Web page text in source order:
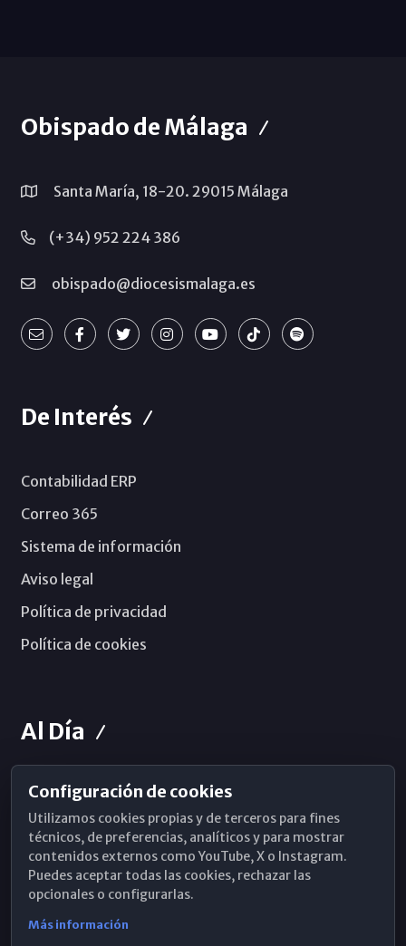
Obispado de Málaga
Santa María, 18-20. 29015 Málaga
(+34) 952 224 386
obispado@diocesismalaga.es
De Interés
Contabilidad ERP
Correo 365
Sistema de información
Aviso legal
Política de privacidad
Política de cookies
Al Día
Horarios de Misa
Hemeroteca
WhatsApp
Configuración de cookies
Utilizamos cookies propias y de terceros para fines
técnicos, de preferencias, analíticos y para mostrar
contenidos externos como YouTube, X o Instagram.
Puedes aceptar todas las cookies, rechazar las
opcionales o configurarlas.
Más información